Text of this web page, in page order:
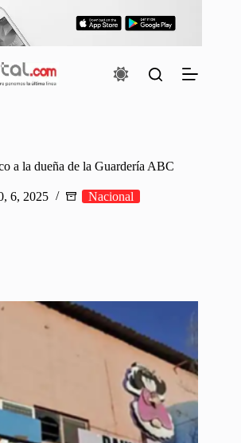
a la dueña de la Guardería ABC
6, 2025 Nacional